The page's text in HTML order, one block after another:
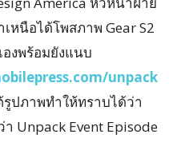
หนือได้โพสภาพ Gear S2
งพร้อมยังแนบ
unpack
รูปภาพทำให้ทราบได้ว่า
Unpack Event Episode